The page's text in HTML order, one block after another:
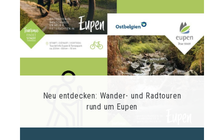
Neu entdecken: Wander- und Radtouren
rund um Eupen